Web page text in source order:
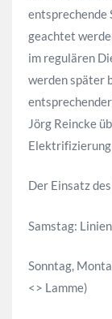
entsprechende
geachtet
im regulären
werden später
Jörg Reincke
Elektrifizierung
Der Einsatz
Samstag:
Sonntag,
<> Lamme)